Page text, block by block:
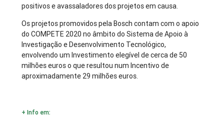
positivos e avassaladores dos projetos em causa.
Os projetos promovidos pela Bosch contam com o apoio
do COMPETE 2020 no âmbito do Sistema de Apoio à
Investigação e Desenvolvimento Tecnológico,
envolvendo um Investimento elegível de cerca de 50
milhões euros o que resultou num Incentivo de
aproximadamente 29 milhões euros.
+ Info em: